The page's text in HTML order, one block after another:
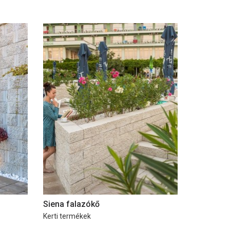
Siena falazókő
Kerti termékek